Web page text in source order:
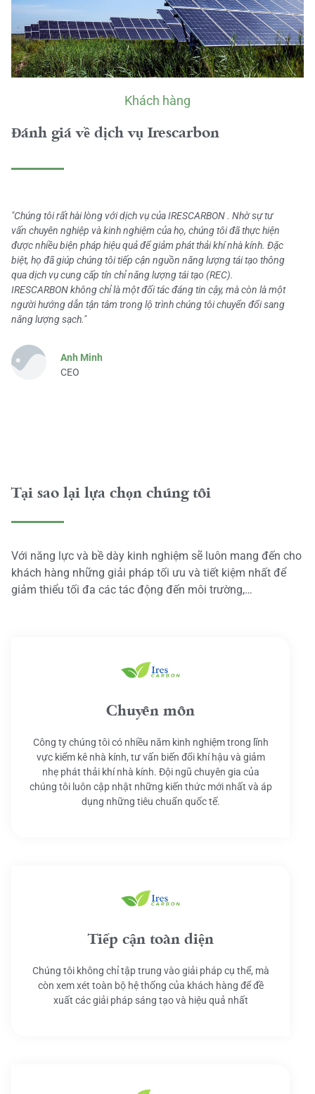
Khách hàng
Đánh giá về dịch vụ Irescarbon
"Chúng tôi rất hài lòng với dịch vụ của IRESCARBON . Nhờ sự tư
vấn chuyên nghiệp và kinh nghiệm của họ, chúng tôi đã thực hiện
được nhiều biện pháp hiệu quả để giảm phát thải khí nhà kính. Đặc
biệt, họ đã giúp chúng tôi tiếp cận nguồn năng lượng tái tạo thông
qua dịch vụ cung cấp tín chỉ năng lượng tái tạo (REC).
IRESCARBON không chỉ là một đối tác đáng tin cậy, mà còn là một
người hướng dẫn tận tâm trong lộ trình chúng tôi chuyển đổi sang
năng lượng sạch."
Anh Minh
CEO
Tại sao lại lựa chọn chúng tôi
Với năng lực và bề dày kinh nghiệm sẽ luôn mang đến cho
khách hàng những giải pháp tối ưu và tiết kiệm nhất để
giảm thiểu tối đa các tác động đến môi trường,…
Chuyên môn
Công ty chúng tôi có nhiều năm kinh nghiệm trong lĩnh
vực kiểm kê nhà kính, tư vấn biến đổi khí hậu và giảm
nhẹ phát thải khí nhà kính. Đội ngũ chuyên gia của
chúng tôi luôn cập nhật những kiến thức mới nhất và áp
dụng những tiêu chuẩn quốc tế.
Tiếp cận toàn diện
Chúng tôi không chỉ tập trung vào giải pháp cụ thể, mà
còn xem xét toàn bộ hệ thống của khách hàng để đề
xuất các giải pháp sáng tạo và hiệu quả nhất